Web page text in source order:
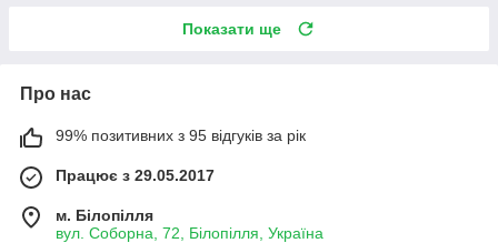
Показати ще
Про нас
99% позитивних з 95 відгуків за рік
Працює з 29.05.2017
м. Білопілля
вул. Соборна, 72, Білопілля, Україна